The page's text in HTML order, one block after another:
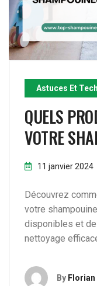
Astuces Et
QUELS
VOTRE
11 janvier 2024
Découvrez
votre
disponibles et
nettoyage
By Florian